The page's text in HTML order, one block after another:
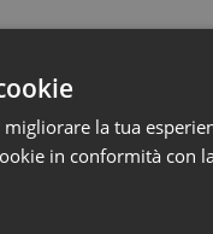
unica
e un migliore
la tua
in conformità con